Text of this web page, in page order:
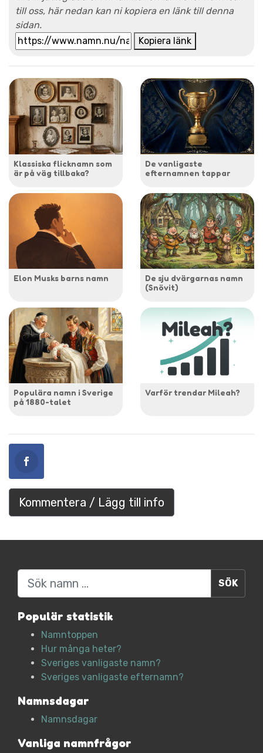
till oss, här nedan kan ni kopiera en länk till denna
sidan.
Kopiera länk
Klassiska flicknamn som
är på väg tillbaka?
De vanligaste
efternamnen tappar
Elon Musks barns namn
De sju dvärgarnas namn
(Snövit)
Populära namn i Sverige
på 1880-talet
Varför trendar Mileah?
Kommentera / Lägg till info
Sök
Populär statistik
Namntoppen
Hur många heter?
Sveriges vanligaste namn?
Sveriges vanligaste efternamn?
Namnsdagar
Namnsdagar
Vanliga namnfrågor